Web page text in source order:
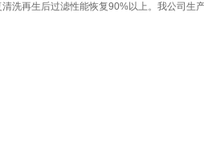
洗再生后过滤性能恢复90%以上。我公司生